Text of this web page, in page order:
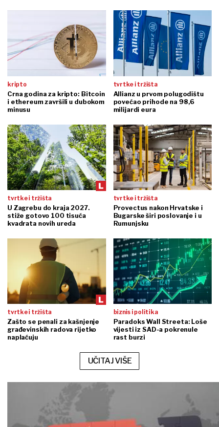
kripto
Crna godina za kripto: Bitcoin
i ethereum završili u dubokom
minusu
tvrtke i tržišta
Allianz u prvom polugodištu
povećao prihode na 98,6
milijardi eura
tvrtke i tržišta
U Zagrebu do kraja 2027.
stiže gotovo 100 tisuća
kvadrata novih ureda
tvrtke i tržišta
Provectus nakon Hrvatske i
Bugarske širi poslovanje i u
Rumunjsku
tvrtke i tržišta
Zašto se penali za kašnjenje
građevinskih radova rijetko
naplaćuju
biznis i politika
Paradoks Wall Streeta: Loše
vijesti iz SAD-a pokrenule
rast burzi
UČITAJ VIŠE